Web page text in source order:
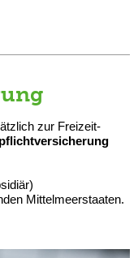
zur Freizeit-
Mittelmeerstaaten.